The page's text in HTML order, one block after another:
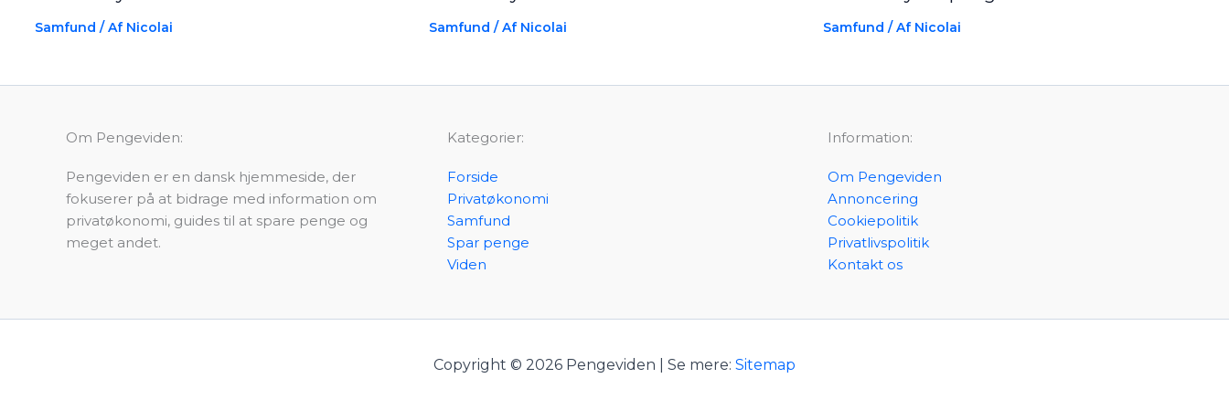
Samfund / Af Nicolai Samfund / Af Nicolai Samfund / Af Nicolai
Om Pengeviden:
Pengeviden er en dansk hjemmeside, der
fokuserer på at bidrage med information om
privatøkonomi, guides til at spare penge og
meget andet.
Kategorier:
Forside
Privatøkonomi
Samfund
Spar penge
Viden
Information:
Om Pengeviden
Annoncering
Cookiepolitik
Privatlivspolitik
Kontakt os
Copyright © 2026 Pengeviden | Se mere: Sitemap